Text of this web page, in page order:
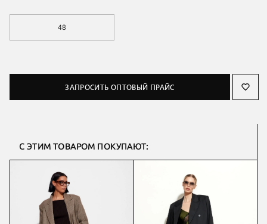
48
ЗАПРОСИТЬ ОПТОВЫЙ ПРАЙС
С ЭТИМ ТОВАРОМ ПОКУПАЮТ: